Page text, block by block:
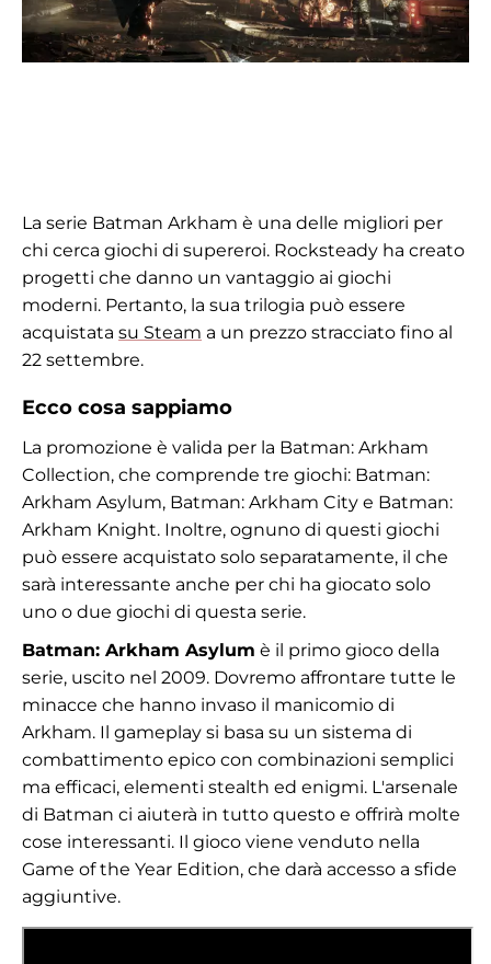
La serie Batman Arkham è una delle migliori per
chi cerca giochi di supereroi. Rocksteady ha creato
progetti che danno un vantaggio ai giochi
moderni. Pertanto, la sua trilogia può essere
acquistata su Steam a un prezzo stracciato fino al
22 settembre.
Ecco cosa sappiamo
La promozione è valida per la Batman: Arkham
Collection, che comprende tre giochi: Batman:
Arkham Asylum, Batman: Arkham City e Batman:
Arkham Knight. Inoltre, ognuno di questi giochi
può essere acquistato solo separatamente, il che
sarà interessante anche per chi ha giocato solo
uno o due giochi di questa serie.
Batman: Arkham Asylum è il primo gioco della
serie, uscito nel 2009. Dovremo affrontare tutte le
minacce che hanno invaso il manicomio di
Arkham. Il gameplay si basa su un sistema di
combattimento epico con combinazioni semplici
ma efficaci, elementi stealth ed enigmi. L'arsenale
di Batman ci aiuterà in tutto questo e offrirà molte
cose interessanti. Il gioco viene venduto nella
Game of the Year Edition, che darà accesso a sfide
aggiuntive.